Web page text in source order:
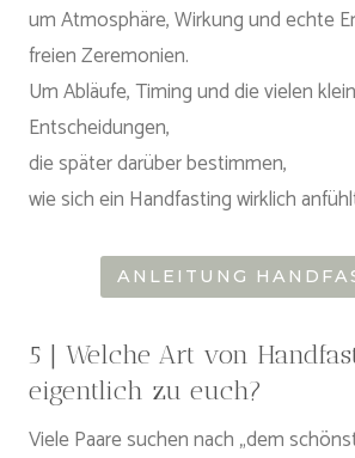
um Atmosphäre, Wirkung und echte
freien Zeremonien.
Um Abläufe, Timing und die vielen
Entscheidungen,
die später darüber bestimmen,
wie sich ein Handfasting wirklich
ANLEITUNG
5 | Welche Art von
eigentlich zu euch?
Viele Paare suchen nach „dem